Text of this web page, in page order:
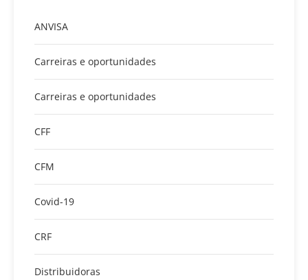
ANVISA
Carreiras e oportunidades
Carreiras e oportunidades
CFF
CFM
Covid-19
CRF
Distribuidoras